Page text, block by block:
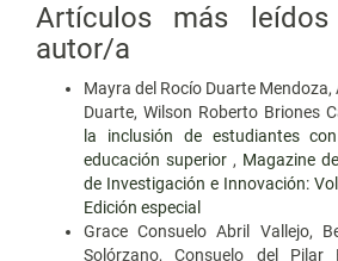
Artículos más
autor/a
Mayra del Rocío Duarte Mendoza,
Duarte, Wilson Roberto Briones
la inclusión de estudiantes
educación superior , Magazine
de Investigación e Innovación:
Edición especial
Grace Consuelo Abril Vallejo,
Solórzano, Consuelo del Pilar